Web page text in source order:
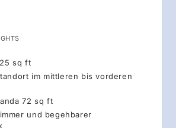
sq ft
im mittleren bis vorderen
72 sq ft
und begehbarer